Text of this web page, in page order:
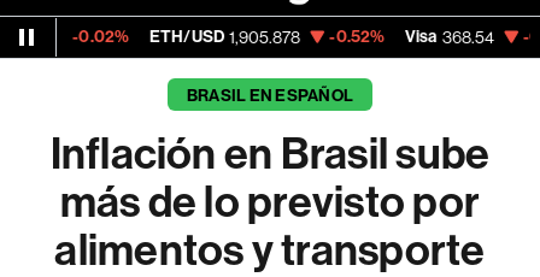
ETH/USD 1,905.878 -0.52% Visa 368.54 -0.28%
BRASIL EN ESPAÑOL
Inflación en Brasil sube
más de lo previsto por
alimentos y transporte